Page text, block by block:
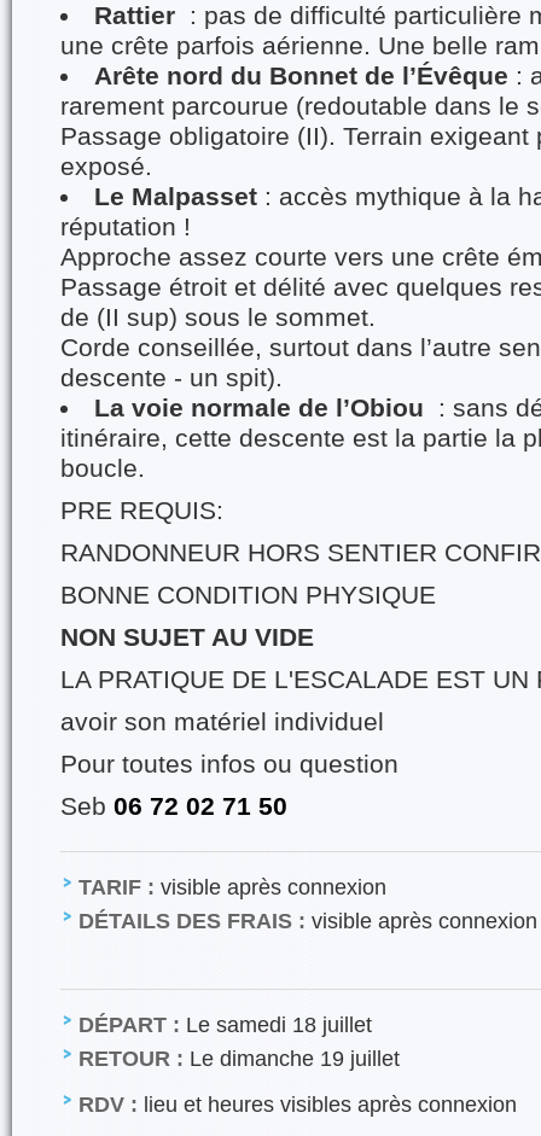
Rattier : pas de difficulté particulière
une crête parfois aérienne. Une belle
Arête nord du Bonnet de l’Évêque :
rarement parcourue (redoutable dans le
Passage obligatoire (II). Terrain exigeant
exposé.
Le Malpasset : accès mythique à la
réputation !
Approche assez courte vers une crête
Passage étroit et délité avec quelques
de (II sup) sous le sommet.
Corde conseillée, surtout dans l’autre
descente - un spit).
La voie normale de l’Obiou
: sans
itinéraire, cette descente est la partie la
boucle.
PRE REQUIS:
RANDONNEUR HORS SENTIER
BONNE CONDITION PHYSIQUE
NON SUJET AU VIDE
LA PRATIQUE DE L'ESCALADE EST UN
avoir son matériel individuel
Pour toutes infos ou question
Seb 06 72 02 71 50
TARIF : visible après connexion
DÉTAILS DES FRAIS : visible après connexion
DÉPART : Le samedi 18 juillet
RETOUR : Le dimanche 19 juillet
RDV : lieu et heures visibles après connexion